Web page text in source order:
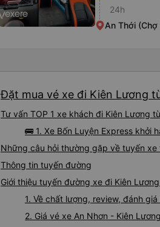
24h
An Thới (Chợ
Đặt mua vé xe đi Kiên Lương
Tư vấn TOP 1 xe khách đi Kiên Lương
🚌 1. Xe Bốn Luyện Express khởi
Những câu hỏi thường gặp về tuyến xe
Thông tin tuyến đường
Giới thiệu tuyến đường xe đi Kiên
1. Về chất lượng, review, đánh
2. Giá vé xe An Nhơn - Kiên Lương